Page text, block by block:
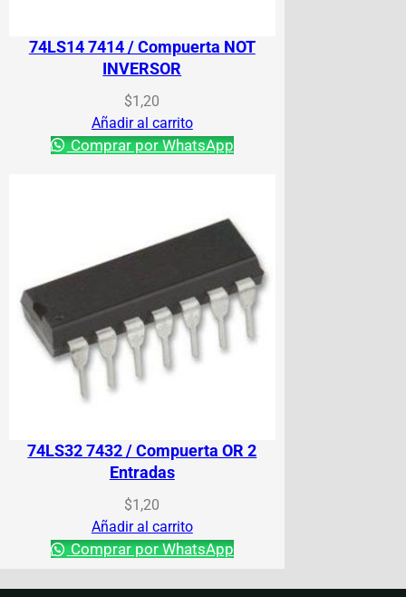
74LS14 7414 / Compuerta NOT
INVERSOR
$1,20
Añadir al carrito
Comprar por WhatsApp
74LS32 7432 / Compuerta OR 2
Entradas
$1,20
Añadir al carrito
Comprar por WhatsApp